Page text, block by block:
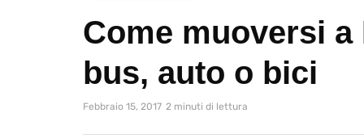
Come muoversi a
bus, auto o bici
Febbraio 15, 2017 2 minuti di lettura